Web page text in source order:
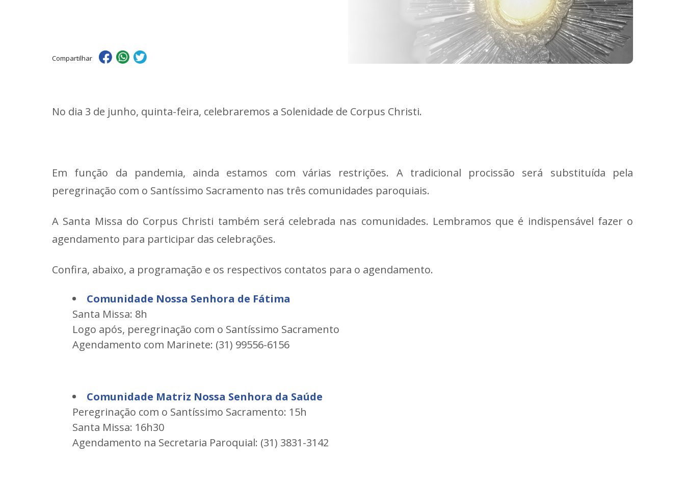
Compartilhar
No dia 3 de junho, quinta-feira, celebraremos a Solenidade de Corpus Christi.
Em função da pandemia, ainda estamos com várias restrições. A tradicional procissão será substituída pela
peregrinação com o Santíssimo Sacramento nas três comunidades paroquiais.
A Santa Missa do Corpus Christi também será celebrada nas comunidades. Lembramos que é indispensável fazer o
agendamento para participar das celebrações.
Confira, abaixo, a programação e os respectivos contatos para o agendamento.
Comunidade Nossa Senhora de Fátima
Santa Missa: 8h
Logo após, peregrinação com o Santíssimo Sacramento
Agendamento com Marinete: (31) 99556-6156
Comunidade Matriz Nossa Senhora da Saúde
Peregrinação com o Santíssimo Sacramento: 15h
Santa Missa: 16h30
Agendamento na Secretaria Paroquial: (31) 3831-3142